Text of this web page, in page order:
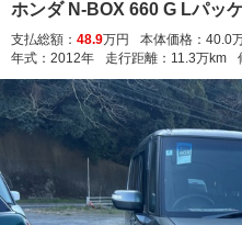
ホンダ N-BOX 660 G Lパッ
支払総額： 48.9万円 本体価格： 40.0
年式： 2012年 走行距離： 11.3万km